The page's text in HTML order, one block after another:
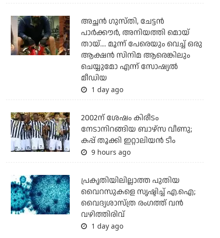
അച്ഛന്‍ ഗുസ്തി, ചേട്ടന്‍
പാര്‍ക്കൗര്‍, അനിയത്തി മൊയ്
തായ്.... മൂന്ന് പേരെയും വെച്ച് ഒരു
ആക്ഷന്‍ സിനിമ ആരെങ്കിലും
ചെയ്യുമോ എന്ന് സോഷ്യല്‍
മീഡിയ
1 day ago
2002ന് ശേഷം കിരീടം
നേടാനിറങ്ങിയ ബാഴ്സ വീണു;
കപ്പ് തൂക്കി ഇറ്റാലിയൻ ടീം
9 hours ago
പ്രകൃതിയിലില്ലാത്ത പുതിയ
വൈറസുകളെ സൃഷ്ടിച്ച് എ.ഐ;
വൈദ്യശാസ്ത്ര രംഗത്ത് വന്‍
വഴിത്തിരിവ്
1 day ago